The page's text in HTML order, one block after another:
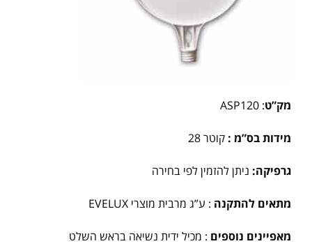
מק”ט:
ASP120
מידות בס”מ : קוטר 28
גרפיקה: ניתן להזמין לפי בחירה
מתאים להתקנה : ע”ג מרבית מוצרי EVELUX
מאפיינים נוספים : מכיל ידית נשיאה בראש השלט